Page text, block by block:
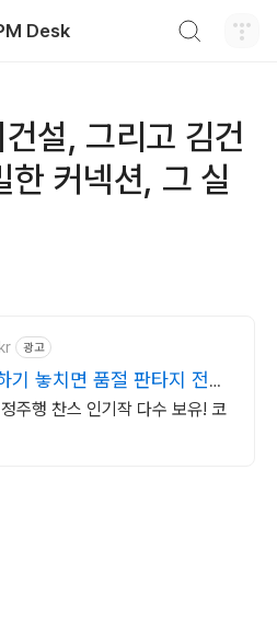
Desk
설, 그리고 김건
한 커넥션, 그 실
광고
기 놓치면 품절 판타지 전권
주행 찬스 인기작 다수 보유! 코